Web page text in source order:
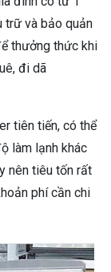
trữ và bảo quản
thưởng thức khi
đi dã
tiên tiến, có thể
làm lạnh khác
nên tiêu tốn rất
phí cần chi